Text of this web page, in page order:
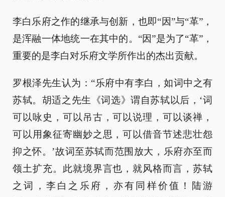
李白乐府之作的继承与创新，也即“因”与“革”，
是浑融一体地统一在其中的。“因”是为了“革”，
重要的是李白对乐府文学所作出的杰出贡献。
罗根泽先生认为：“乐府中有李白，如词中之有
苏轼。胡适之先生《词选》谓自苏轼以后，‘词
可以咏史，可以吊古，可以说理，可以谈禅，
可以用象征寄幽妙之思，可以借音节述悲壮怨
抑之怀。’故词至苏轼而范围放大，乐府亦至而
领土扩充。此就境界言也，就风格而言，苏轼
之词，李白之乐府，亦有同样价值！陆游